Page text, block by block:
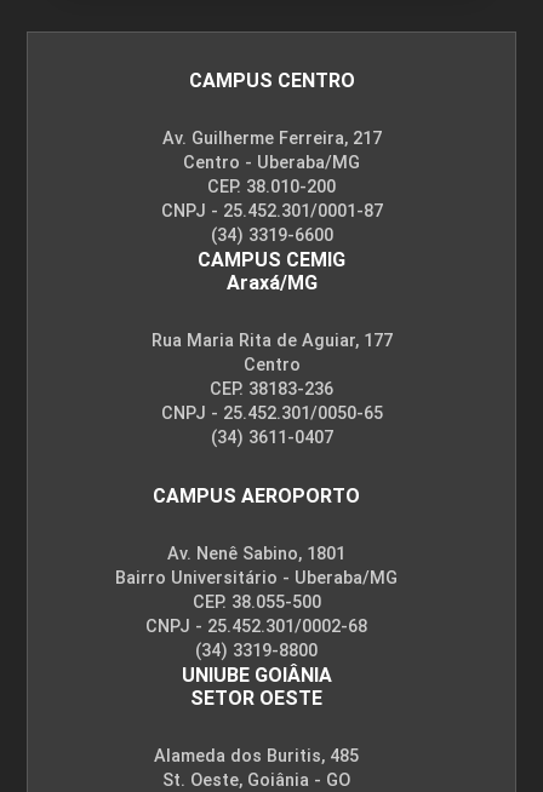
PSICOLOGIA APLICADA À ÁREA DA SAÚDE
60
PSICOMOTRICIDADE E RECURSOS
60
RESPONSABILIDADE SOCIOAMBIENTAL
90
CAMPUS CENTRO
Av. Guilherme Ferreira, 217
Centro - Uberaba/MG
CEP. 38.010-200
CNPJ - 25.452.301/0001-87
(34) 3319-6600
CAMPUS CEMIG
Araxá/MG
Rua Maria Rita de Aguiar, 177
Centro
CEP. 38183-236
CNPJ - 25.452.301/0050-65
(34) 3611-0407
CAMPUS AEROPORTO
Av. Nenê Sabino, 1801
Bairro Universitário - Uberaba/MG
CEP. 38.055-500
CNPJ - 25.452.301/0002-68
(34) 3319-8800
UNIUBE GOIÂNIA
SETOR OESTE
Alameda dos Buritis, 485
St. Oeste, Goiânia - GO